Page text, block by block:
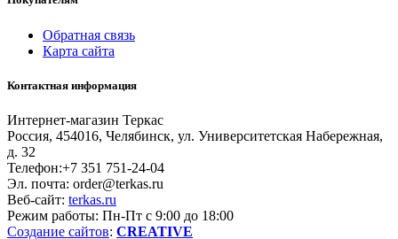
Обратная связь
Карта сайта
Контактная информация
Интернет-магазин Теркас
Россия, 454016, Челябинск, ул. Университетская Набережная,
д. 32
Телефон:+7 351 751-24-04
Эл. почта: order@terkas.ru
Веб-сайт: terkas.ru
Режим работы: Пн-Пт с 9:00 до 18:00
Создание cайтов: CREATIVE